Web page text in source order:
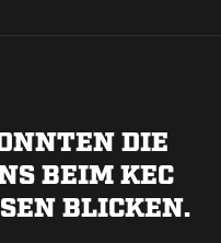
DIE
BEIM KEC
BLICKEN.